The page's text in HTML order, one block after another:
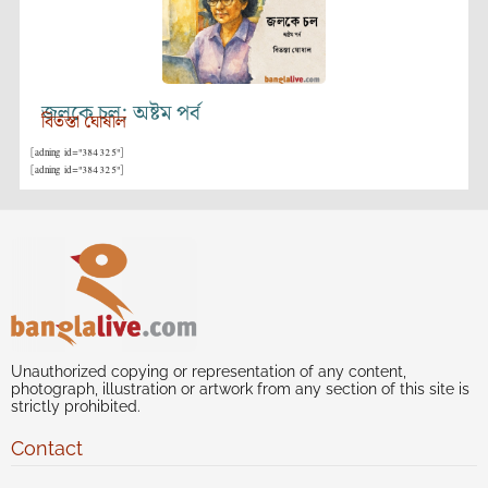
জলকে চল: অষ্টম পর্ব
বিতস্তা ঘোষাল
[adning id="384325"]
[adning id="384325"]
Unauthorized copying or representation of any content,
photograph, illustration or artwork from any section of this site is
strictly prohibited.
Contact